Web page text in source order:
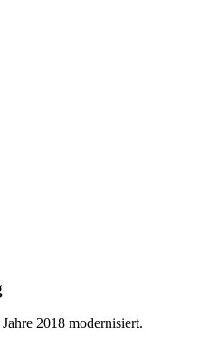
2018 modernisiert.